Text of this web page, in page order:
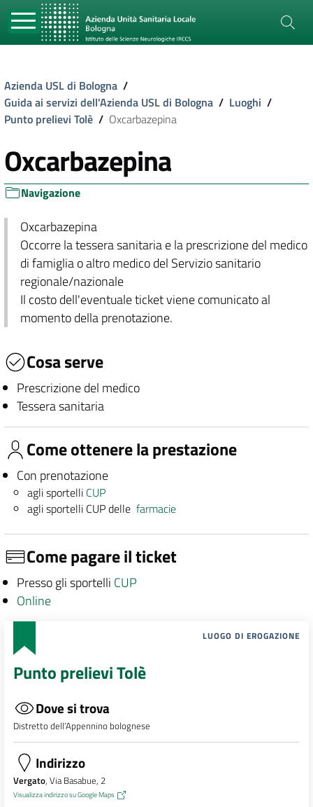
Azienda USL di Bologna /
Guida ai servizi dell'Azienda USL di Bologna / Luoghi /
Punto prelievi Tolè / Oxcarbazepina
Oxcarbazepina
Navigazione
Oxcarbazepina
Occorre la tessera sanitaria e la prescrizione del medico
di famiglia o altro medico del Servizio sanitario
regionale/nazionale
Il costo dell'eventuale ticket viene comunicato al
momento della prenotazione.
Cosa serve
Prescrizione del medico
Tessera sanitaria
Come ottenere la prestazione
Con prenotazione
agli sportelli CUP
agli sportelli CUP dellefarmacie
Come pagare il ticket
Presso gli sportelli CUP
Online
LUOGO DI EROGAZIONE
Punto prelievi Tolè
Dove si trova
Distretto dell’Appennino bolognese
Indirizzo
Vergato, Via Basabue, 2
Visualizza indirizzo su Google Maps